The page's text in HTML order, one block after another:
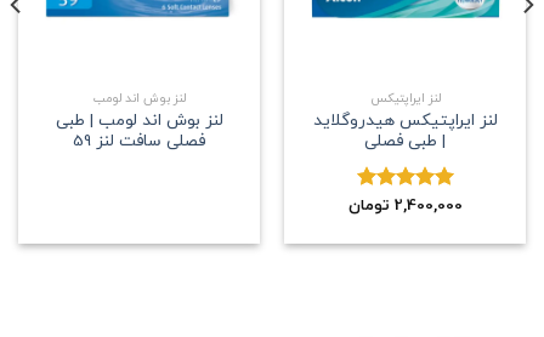
لنز ایراپتیکس
لنز ایراپتیکس هیدروگلاید
| طبی فصلی
نمره5.002,400,000 تومان
لنز بوش اند لومب
لنز بوش اند لومب | طبی
فصلی سافت لنز 59